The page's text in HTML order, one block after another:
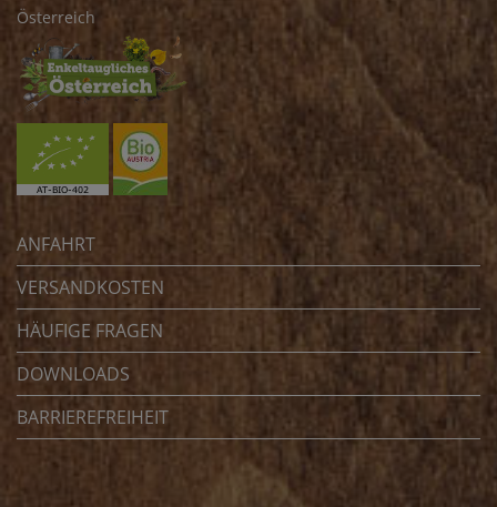
Österreich
ANFAHRT
VERSANDKOSTEN
HÄUFIGE FRAGEN
DOWNLOADS
BARRIEREFREIHEIT